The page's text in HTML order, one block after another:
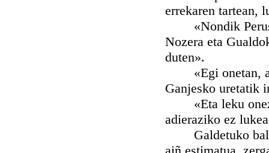
errekaren tartean,
«Nondik
Nozera eta
duten».
«Egi onetan,
Ganjesko uretatik
«Eta leku
adieraziko ez
Galdetuko